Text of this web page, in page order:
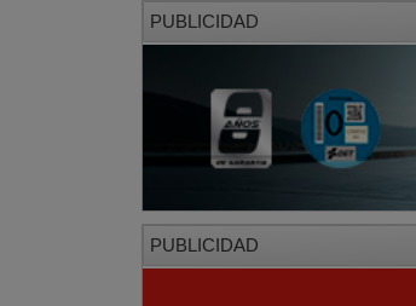
PUBLICIDAD
PUBLICIDAD